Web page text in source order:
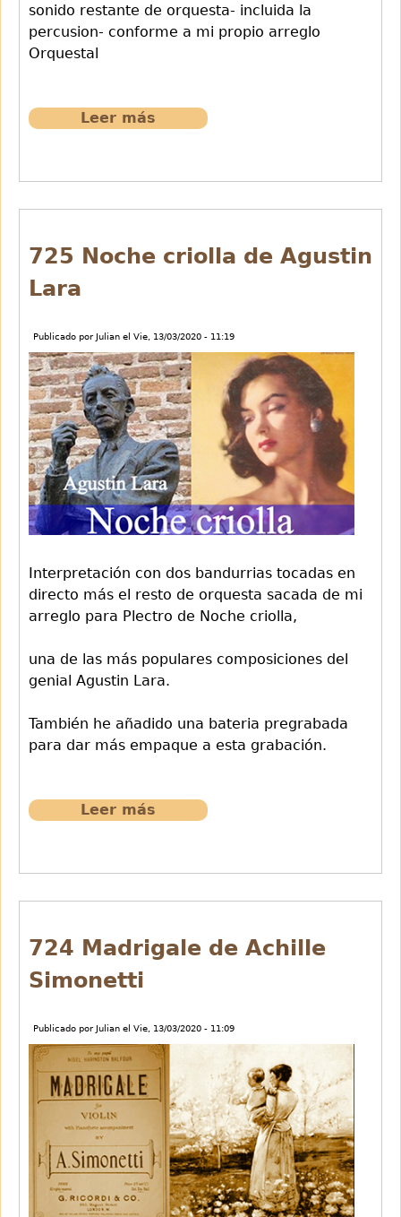
sonido restante de orquesta- incluida la
percusion- conforme a mi propio arreglo
Orquestal
Leer más
de
Marquez
725 Noche criolla de Agustin
Lara
Publicado por Julian el Vie, 13/03/2020 - 11:19
Interpretación con dos bandurrias tocadas en
directo más el resto de orquesta sacada de mi
arreglo para Plectro de Noche criolla,
una de las más populares composiciones del
genial Agustin Lara.
También he añadido una bateria pregrabada
para dar más empaque a esta grabación.
Leer más
criolla
Lara
724 Madrigale de Achille
Simonetti
Publicado por Julian el Vie, 13/03/2020 - 11:09